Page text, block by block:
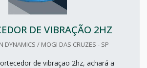
DE VIBRAÇÃO 2HZ
DYNAMICS / MOGI DAS CRUZES - SP
de vibração 2hz, achará a